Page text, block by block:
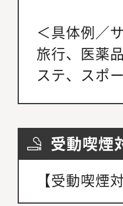
＜具体例／
旅行、医薬
ステ、スポ
受動喫煙
【受動喫煙